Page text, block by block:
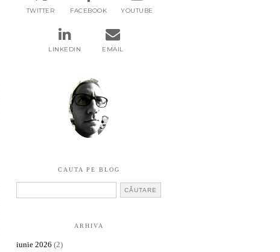
TWITTER FACEBOOK YOUTUBE
LINKEDIN EMAIL
CAUTA PE BLOG
ARHIVA
iunie 2026 (2)